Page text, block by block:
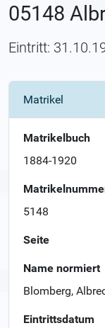
05148
Eintritt:
Matrikel
Matrikelbuch
1884-1920
5148
Seite
Name normiert
Blomberg,
Eintrittsdatum